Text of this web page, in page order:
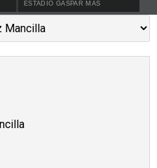
ESTADIO GASPAR MAS